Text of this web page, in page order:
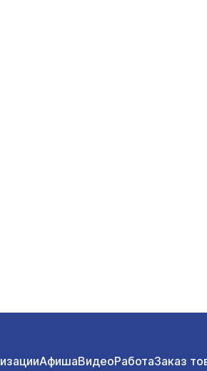
АфишаВидеоРаботаЗаказ